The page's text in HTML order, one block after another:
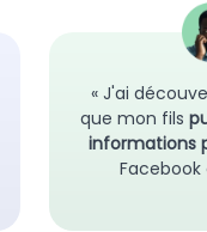
« J'ai
que mon fils
informations
Facebook